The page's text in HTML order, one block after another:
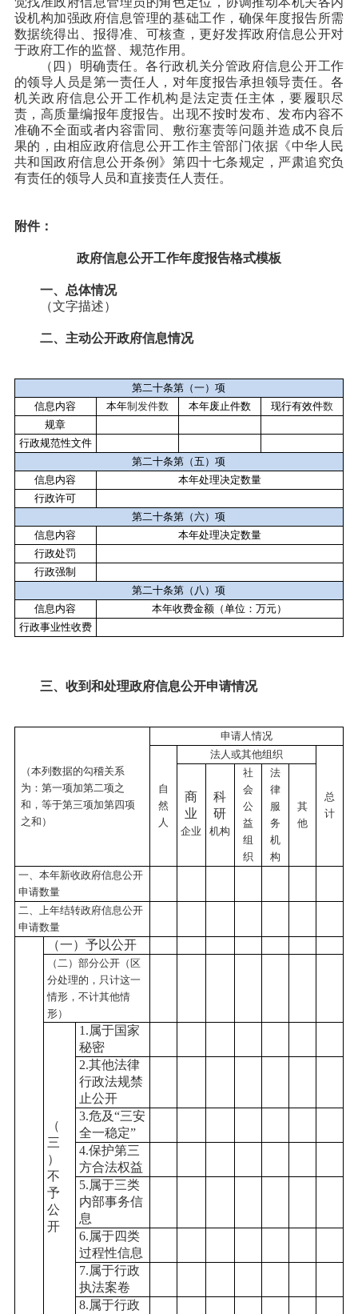
设机构加强政府信息管理的基础工作，确保年度报告所需
数据统得出、报得准、可核查，更好发挥政府信息公开对
于政府工作的监督、规范作用。
（四）明确责任。各行政机关分管政府信息公开工作
的领导人员是第一责任人，对年度报告承担领导责任。各
机关政府信息公开工作机构是法定责任主体，要履职尽
责，高质量编报年度报告。出现不按时发布、发布内容不
准确不全面或者内容雷同、敷衍塞责等问题并造成不良后
果的，由相应政府信息公开工作主管部门依据《中华人民
共和国政府信息公开条例》第四十七条规定，严肃追究负
有责任的领导人员和直接责任人责任。
附件：
政府信息公开工作年度报告格式模板
一、总体情况
（文字描述）
二、主动公开政府信息情况
第二十条第（一）项
信息内容
本年制 发件数 本年废止件数 现行有效件数
规章
行政规范性文件
第二十条第（五）项
信息内容
本年处理决定数量
行政许可
第二十条第（六）项
信息内容
本年处理决定数量
行政处罚
行政强制
第二十条第（八）项
信息内容
本年收费金额（单位：万元）
行政事业性收费
三、收到和处理政府信息公开申请情况
（本列数据的勾稽关系
为：第一项加第二项之
和，等于第三项加第四项
之和）
申请人情况
自
然
人
法人或其他组织
总
计
商
业
企业
科
研
机构
社
会
公
益
组
织
法
律
服
务
机
构
其
他
一、本年新收政府信息公开
申请数量
二、上年结转政府信息公开
申请数量
（一）予以公开
（二）部分公开（区
分处理的，只计这一
情形，不计其他情
形）
（
三
）
不
予
公
开
1.属于国家
秘密
2.其他法律
行政法规禁
止公开
3.危及“三安
全一稳定”
4.保护第三
方合法权益
5.属于三类
内部事务信
息
6.属于四类
过程性信息
7.属于行政
执法案卷
8.属于行政